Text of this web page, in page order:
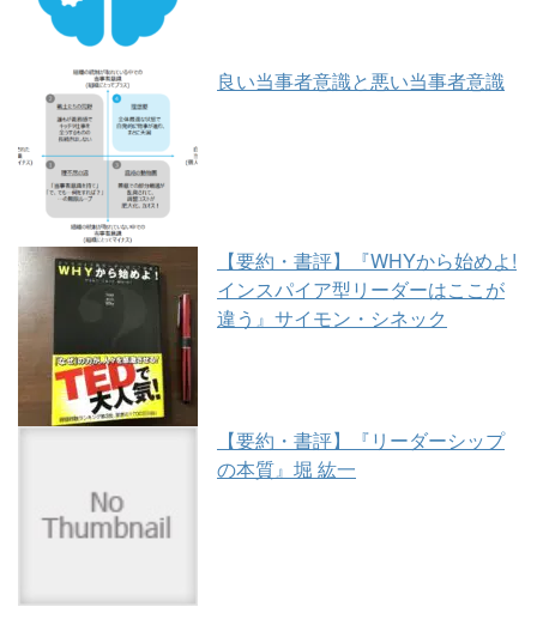
良い当事者意識と悪い当事者意識
【要約・書評】『WHYから始めよ!
インスパイア型リーダーはここが
違う』サイモン・シネック
【要約・書評】『リーダーシップ
の本質』堀 紘一